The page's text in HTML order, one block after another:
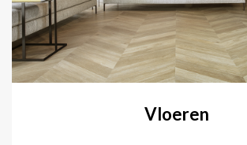
Vloeren